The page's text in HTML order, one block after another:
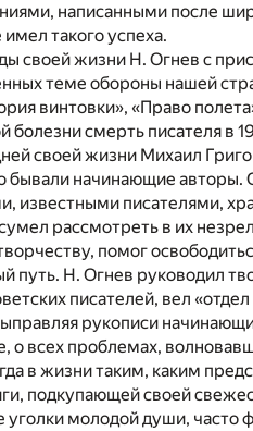
написанными после
такого успеха.
своей жизни Н. Огнев с
теме обороны нашей
винтовки», «Право
смерть писателя в
своей жизни Михаил
бывали начинающие авторы.
известными писателями,
рассмотреть в их
помог
путь. Н. Огнев руководил
писателей, вел
рукописи
о всех проблемах,
в жизни таким, каким
подкупающей своей
уголки молодой души,